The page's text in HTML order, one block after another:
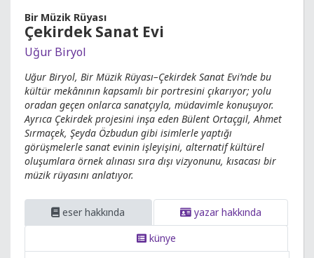
Bir Müzik Rüyası
Çekirdek Sanat Evi
Uğur Biryol
Uğur Biryol, Bir Müzik Rüyası–Çekirdek Sanat Evi’nde bu
kültür mekânının kapsamlı bir portresini çıkarıyor; yolu
oradan geçen onlarca sanatçıyla, müdavimle konuşuyor.
Ayrıca Çekirdek projesini inşa eden Bülent Ortaçgil, Ahmet
Sırmaçek, Şeyda Özbudun gibi isimlerle yaptığı
görüşmelerle sanat evinin işleyişini, alternatif kültürel
oluşumlara örnek alınası sıra dışı vizyonunu, kısacası bir
müzik rüyasını anlatıyor.
eser hakkında
yazar hakkında
künye